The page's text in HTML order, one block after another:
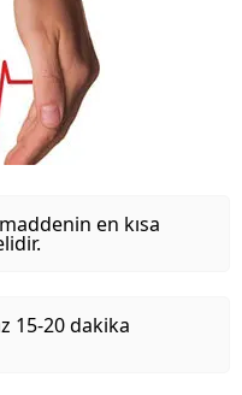
en kısa
15-20 dakika